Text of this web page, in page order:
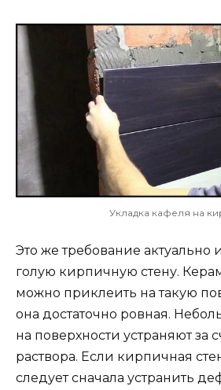
Укладка кафеля на
Это же требование актуально
голую кирпичную стену.
можно приклеить на такую
она достаточно ровная.
на поверхности устраняют за
раствора. Если кирпичная
следует сначала устранить